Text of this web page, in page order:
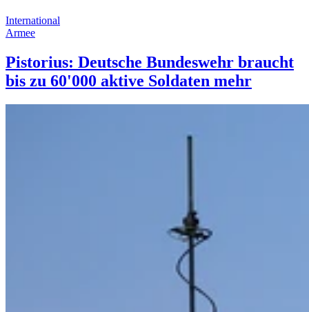
International
Armee
Pistorius: Deutsche Bundeswehr braucht
bis zu 60'000 aktive Soldaten mehr